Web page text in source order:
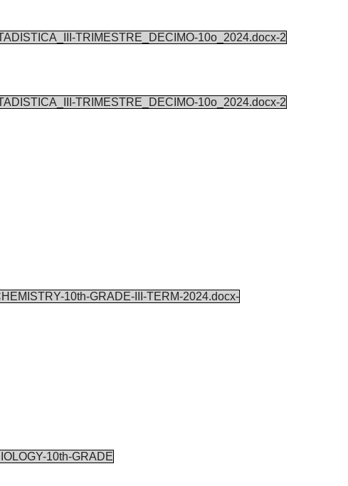
TRIMESTRE_DECIMO-10o_2024.docx-2
TRIMESTRE_DECIMO-10o_2024.docx-2
10th-GRADE-III-TERM-2024.docx-
10th-GRADE